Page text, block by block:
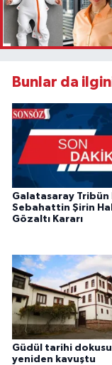
Bunlar da
Galatasaray Tribün
Sebahattin Şirin
Gözaltı Kararı
Güdül tarihi
yeniden kavuştu